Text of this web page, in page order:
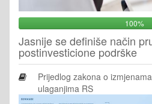
100%
Jasnije se definiše način
postinvesticione podrške
Prijedlog zakona o
ulaganjima RS